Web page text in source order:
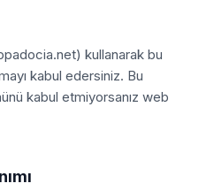
kullanarak bu
kabul edersiniz. Bu
kabul etmiyorsanız web